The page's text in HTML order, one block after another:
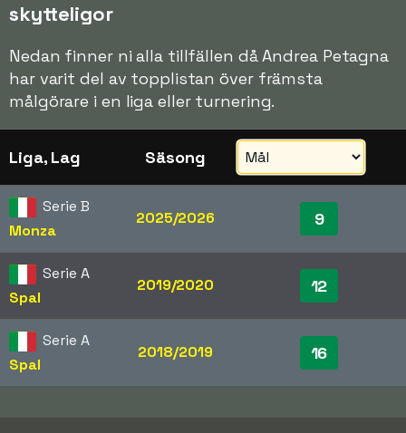
skytteligor
Nedan finner ni alla tillfällen då Andrea Petagna
har varit del av topplistan över främsta
målgörare i en liga eller turnering.
Liga, Lag Säsong
Serie B
Monza
2025/2026 9
Serie A
Spal
2019/2020 12
Serie A
Spal
2018/2019 16